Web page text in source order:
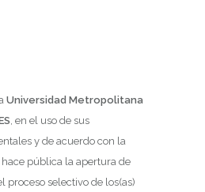
Universidad Metropolitana
, en el uso de sus
y de acuerdo con la
pública la apertura de
proceso selectivo de los(as)